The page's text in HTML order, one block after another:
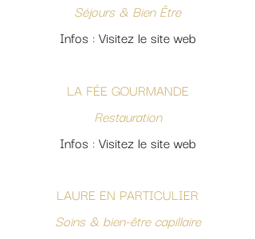
Séjours & Bien Être
Infos : Visitez le site web
LA FÉE GOURMANDE
Restauration
Infos : Visitez le site web
LAURE EN PARTICULIER
Soins & bien-être capillaire